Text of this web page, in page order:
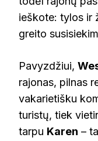
ieškote: tylos ir
greito
Pavyzdžiui,
rajonas, pilnas
vakarietišku
turistų, tiek
tarpu Karen –